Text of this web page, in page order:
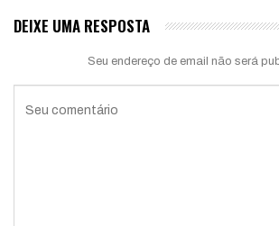
DEIXE UMA RESPOSTA
Seu endereço de email não será